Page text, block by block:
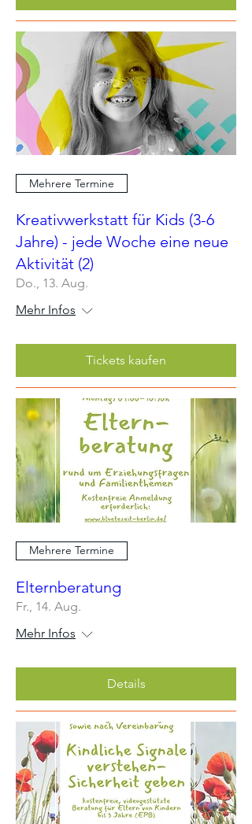
Mehrere Termine
Kreativwerkstatt für Kids (3-6
Jahre) - jede Woche eine neue
Aktivität (2)
Do., 13. Aug.
Mehr Infos
Tickets kaufen
Mehrere Termine
Elternberatung
Fr., 14. Aug.
Mehr Infos
Details